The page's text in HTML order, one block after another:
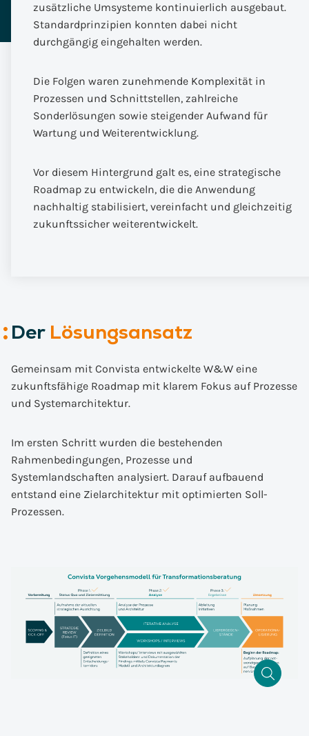
zusätzliche Umsysteme kontinuierlich ausgebaut.
Standardprinzipien konnten dabei nicht
durchgängig eingehalten werden.
Die Folgen waren zunehmende Komplexität in
Prozessen und Schnittstellen, zahlreiche
Sonderlösungen sowie steigender Aufwand für
Wartung und Weiterentwicklung.
Vor diesem Hintergrund galt es, eine strategische
Roadmap zu entwickeln, die die Anwendung
nachhaltig stabilisiert, vereinfacht und gleichzeitig
zukunftssicher weiterentwickelt.
Der Lösungsansatz
Gemeinsam mit Convista entwickelte W&W eine
zukunftsfähige Roadmap mit klarem Fokus auf Prozesse
und Systemarchitektur.
Im ersten Schritt wurden die bestehenden
Rahmenbedingungen, Prozesse und
Systemlandschaften analysiert. Darauf aufbauend
entstand eine Zielarchitektur mit optimierten Soll-
Prozessen.